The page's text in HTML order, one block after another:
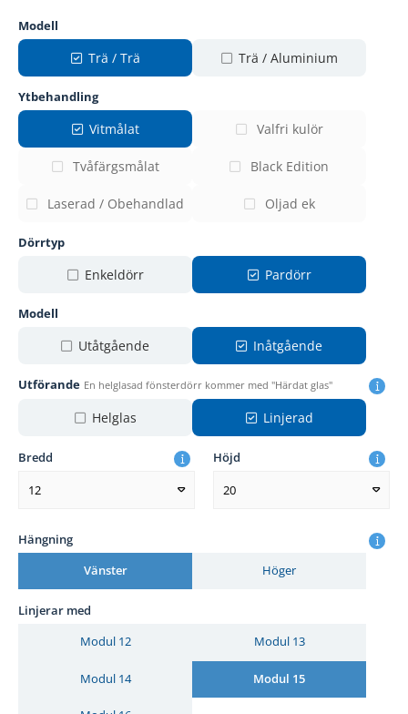
Modell
Trä / Trä Trä / Aluminium
Ytbehandling
Vitmålat Valfri kulör
Tvåfärgsmålat Black Edition
Laserad / Obehandlad Oljad ek
Dörrtyp
Enkeldörr Pardörr
Modell
Utåtgående Inåtgående
Utförande En helglasad fönsterdörr kommer med "Härdat glas"
Helglas Linjerad
Bredd
12
Höjd
20
Hängning
Vänster Höger
Linjerar med
Modul 12 Modul 13
Modul 14 Modul 15